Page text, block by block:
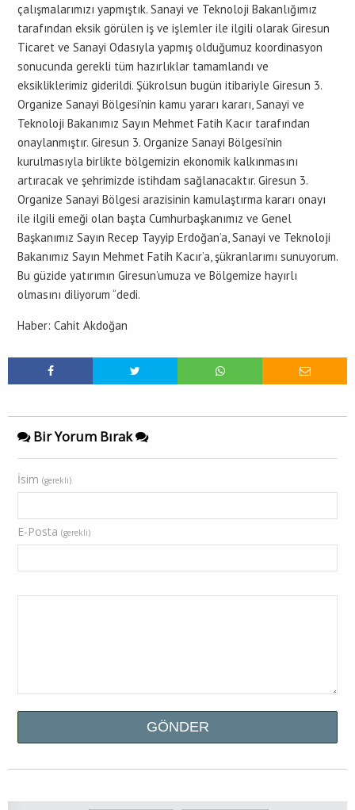
çalışmalarımızı yapmıştık. Sanayi ve Teknoloji Bakanlığımız
tarafından eksik görülen iş ve işlemler ile ilgili olarak Giresun
Ticaret ve Sanayi Odasıyla yapmış olduğumuz koordinasyon
sonucunda gerekli tüm hazırlıklar tamamlandı ve
eksikliklerimiz giderildi. Şükrolsun bugün itibariyle Giresun 3.
Organize Sanayi Bölgesi’nin kamu yararı kararı, Sanayi ve
Teknoloji Bakanımız Sayın Mehmet Fatih Kacır tarafından
onaylanmıştır. Giresun 3. Organize Sanayi Bölgesi’nin
kurulmasıyla birlikte bölgemizin ekonomik kalkınmasını
artıracak ve şehrimizde istihdam sağlanacaktır. Giresun 3.
Organize Sanayi Bölgesi arazisinin kamulaştırma kararı onayı
ile ilgili emeği olan başta Cumhurbaşkanımız ve Genel
Başkanımız Sayın Recep Tayyip Erdoğan’a, Sanayi ve Teknoloji
Bakanımız Sayın Mehmet Fatih Kacır’a, şükranlarımı sunuyorum.
Bu güzide yatırımın Giresun’umuza ve Bölgemize hayırlı
olmasını diliyorum “dedi.
Haber: Cahit Akdoğan
Bir Yorum Bırak
İsim (gerekli)
E-Posta (gerekli)